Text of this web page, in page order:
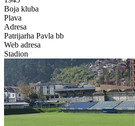
Boja kluba
Plava
Adresa
Patrijarha Pavla bb
Web adresa
Stadion